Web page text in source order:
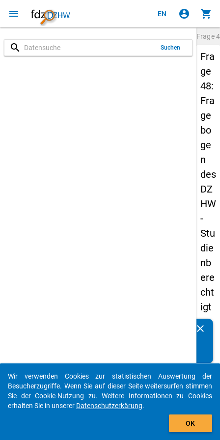
menu EN account_circle shopping_cart
search Suchen
Frage
Fra
ge
48:
Fra
ge
bo
ge
n
des
DZ
HW
-
Stu
die
nb
ere
cht
igt
en
s
20
12
clear
auto_stories
add_shopping_cart
Wir verwenden Cookies zur statistischen Auswertung der
Besucherzugriffe. Wenn Sie auf dieser Seite weitersurfen stimmen
Sie der Cookie-Nutzung zu. Weitere Informationen zu Cookies
erhalten Sie in unserer Datenschutzerkärung.
OK